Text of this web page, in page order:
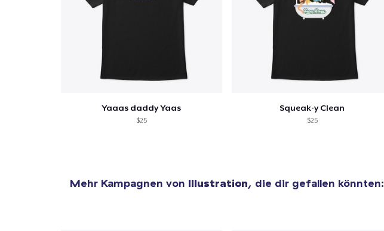
Yaaas daddy Yaas
$25
Squeak-y Clean
$25
Mehr Kampagnen von Illustration, die dir gefallen könnten:
Tote Bag
Die Cut Sticker
Unisex Classic Pullover Hoodie